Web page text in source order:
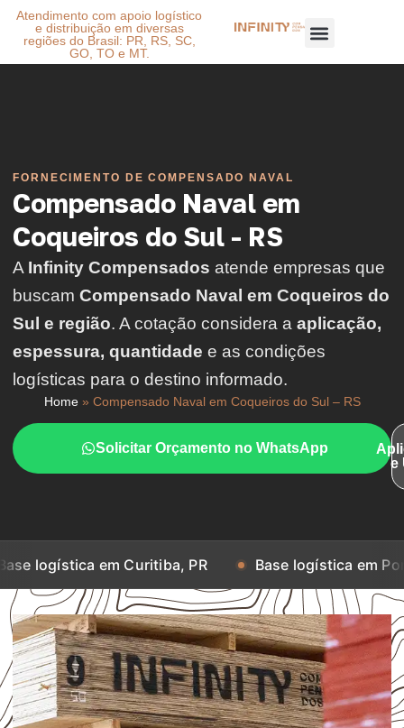
Atendimento com apoio logístico
e distribuição em diversas
regiões do Brasil: PR, RS, SC,
GO, TO e MT.
FORNECIMENTO DE COMPENSADO NAVAL
Compensado Naval em
Coqueiros do Sul - RS
A Infinity Compensados atende empresas que
buscam Compensado Naval em Coqueiros do
Sul e região. A cotação considera a aplicação,
espessura, quantidade e as condições
logísticas para o destino informado.
Home» Compensado Naval em Coqueiros do Sul – RS
Solicitar Orçamento no WhatsApp
e
em Curitiba, PR Base logística em Porto Alegre,